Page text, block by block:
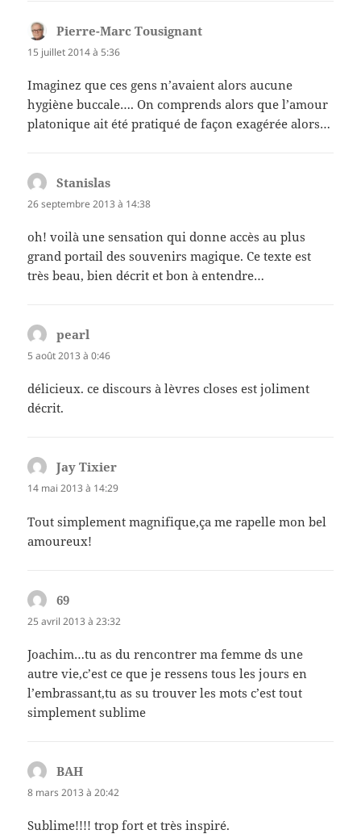
Pierre-Marc Tousignant
15 juillet 2014 à 5:36
Imaginez que ces gens n’avaient alors aucune
hygiène buccale…. On comprends alors que l’amour
platonique ait été pratiqué de façon exagérée alors…
Stanislas
26 septembre 2013 à 14:38
oh! voilà une sensation qui donne accès au plus
grand portail des souvenirs magique. Ce texte est
très beau, bien décrit et bon à entendre…
pearl
5 août 2013 à 0:46
délicieux. ce discours à lèvres closes est joliment
décrit.
Jay Tixier
14 mai 2013 à 14:29
Tout simplement magnifique,ça me rapelle mon bel
amoureux!
69
25 avril 2013 à 23:32
Joachim…tu as du rencontrer ma femme ds une
autre vie,c’est ce que je ressens tous les jours en
l’embrassant,tu as su trouver les mots c’est tout
simplement sublime
BAH
8 mars 2013 à 20:42
Sublime!!!! trop fort et très inspiré.